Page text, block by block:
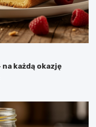
każdą okazję